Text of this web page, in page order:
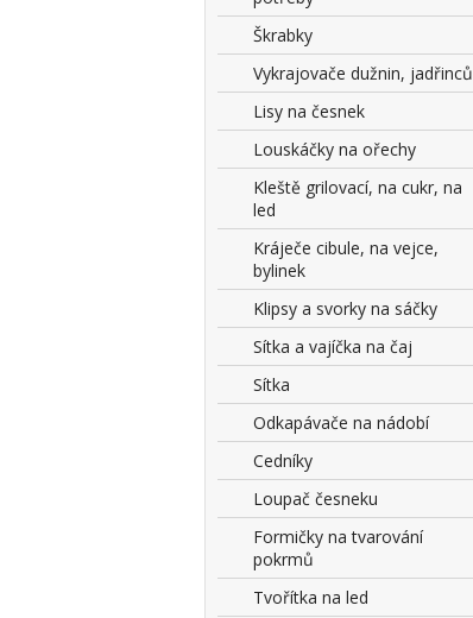
Škrabky
Vykrajovače dužnin, jadřinců
Lisy na česnek
Louskáčky na ořechy
Kleště grilovací, na cukr, na
led
Kráječe cibule, na vejce,
bylinek
Klipsy a svorky na sáčky
Sítka a vajíčka na čaj
Sítka
Odkapávače na nádobí
Cedníky
Loupač česneku
Formičky na tvarování
pokrmů
Tvořítka na led